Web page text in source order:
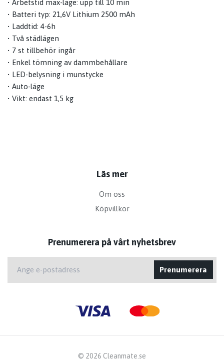
• Arbetstid max-läge: upp till 10 min
• Batteri typ: 21,6V Lithium 2500 mAh
• Laddtid: 4-6h
• Två städlägen
• 7 st tillbehör ingår
• Enkel tömning av dammbehållare
• LED-belysning i munstycke
• Auto-läge
• Vikt: endast 1,5 kg
Läs mer
Om oss
Köpvillkor
Prenumerera på vårt nyhetsbrev
Prenumerera
© 2026 Cleanmate.se